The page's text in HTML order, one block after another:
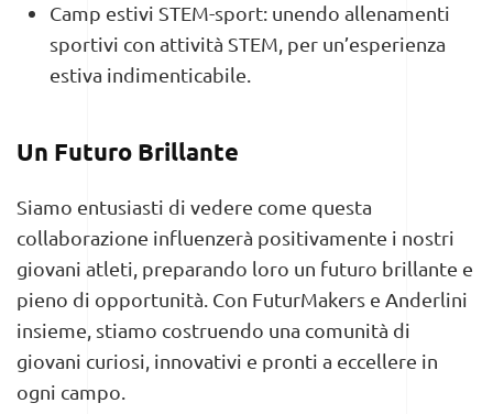
Camp estivi STEM-sport: unendo allenamenti
sportivi con attività STEM, per un’esperienza
estiva indimenticabile.
Un Futuro Brillante
Siamo entusiasti di vedere come questa
collaborazione influenzerà positivamente i nostri
giovani atleti, preparando loro un futuro brillante e
pieno di opportunità. Con FuturMakers e Anderlini
insieme, stiamo costruendo una comunità di
giovani curiosi, innovativi e pronti a eccellere in
ogni campo.